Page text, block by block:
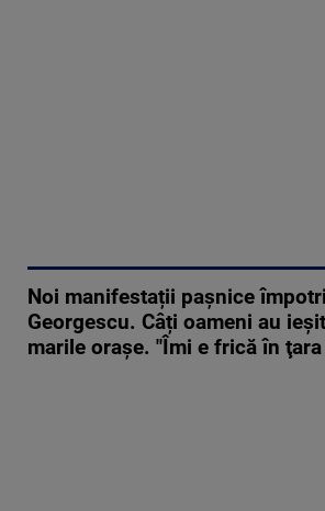
Noi manifestații pașnice
Georgescu. Câți oameni au
marile orașe. "Îmi e frică în ţara